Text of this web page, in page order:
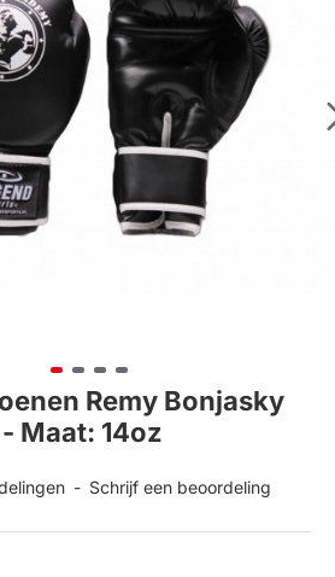
Remy Bonjasky
Maat: 14oz
- Schrijf een beoordeling